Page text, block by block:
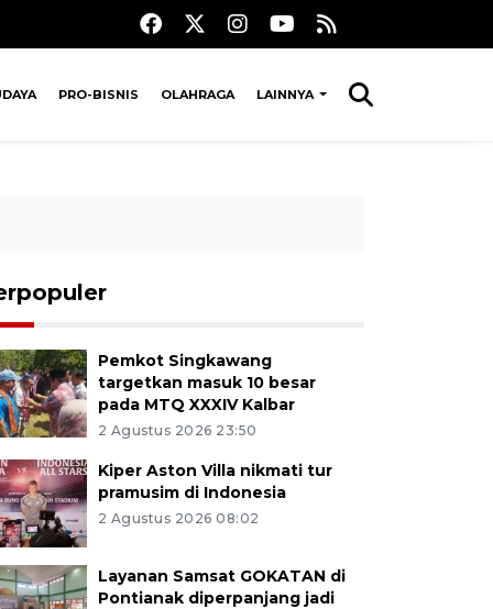
PRO-BISNIS OLAHRAGA LAINNYA
Pemkot Singkawang
targetkan masuk 10 besar
pada MTQ XXXIV Kalbar
2 Agustus 2026 23:50
Kiper Aston Villa nikmati tur
pramusim di Indonesia
2 Agustus 2026 08:02
Layanan Samsat GOKATAN di
Pontianak diperpanjang jadi